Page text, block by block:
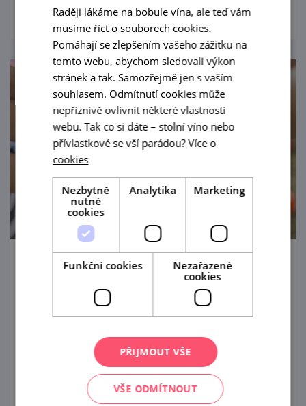
Poklady královského města – prohlídky
pro rodiny s dětmi
Objevte historické centrum Znojma
zábavnou formou! Turistické informační
centrum města Znojma připravilo během
letních prázdnin pravidelné komentované
Raději lákáme na bobule vína, ale teď vám
musíme říct o souborech cookies.
Pomáhají se zlepšením vašeho zážitku na
tomto webu, abychom sledovali výkon
stránek a tak. Samozřejmě jen s vaším
souhlasem. Odmítnutí cookies může
nepříznivě ovlivnit některé vlastnosti
webu. Tak co si dáte – stolní víno nebo
přívlastkové se vší parádou?Více o
cookies
Nezbytně
nutné
cookies
Analytika Marketing
Funkční cookies
Nezařazené
cookies
PŘIJMOUT VŠE
VŠE ODMÍTNOUT